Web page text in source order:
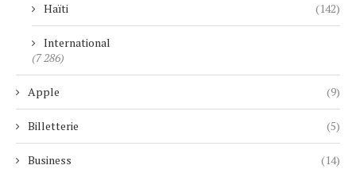
Haïti (142)
International
(7 286)
Apple (9)
Billetterie (5)
Business (14)